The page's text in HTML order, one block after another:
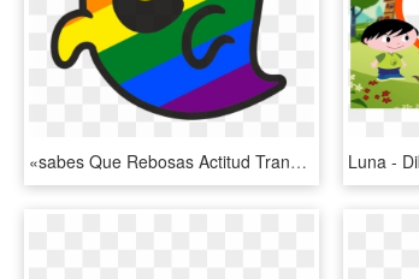
«sabes Que Rebosas Actitud Transgresora Hasta Para - Gaysper, HD Png Download